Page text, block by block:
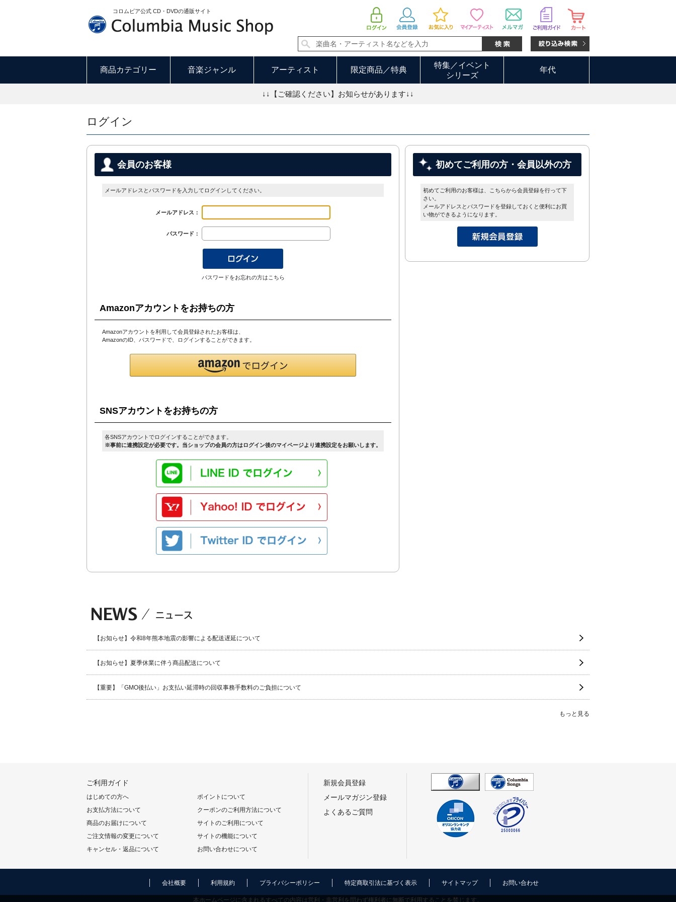
コロムビア公式 CD・DVDの通販サイト
商品カテゴリー 音楽ジャンル アーティスト 限定商品／特典
特集／イベント
シリーズ
年代
↓↓【ご確認ください】お知らせがあります↓↓
ログイン
会員のお客様
メールアドレスとパスワードを入力してログインしてください。
メールアドレス：
パスワード：
パスワードをお忘れの方はこちら
Amazonアカウントをお持ちの方
Amazonアカウントを利用して会員登録されたお客様は、
AmazonのID、パスワードで、ログインすることができます。
SNSアカウントをお持ちの方
各SNSアカウントでログインすることができます。
※事前に連携設定が必要です。当ショップの会員の方はログイン後のマイページより連携設定をお願いします。
初めてご利用の方・会員以外の方
初めてご利用のお客様は、こちらから会員登録を行って下
さい。
メールアドレスとパスワードを登録しておくと便利にお買
い物ができるようになります。
【お知らせ】令和8年熊本地震の影響による配送遅延について
【お知らせ】夏季休業に伴う商品配送について
【重要】「GMO後払い」お支払い延滞時の回収事務手数料のご負担について
もっと見る
ご利用ガイド
はじめての方へ
お支払方法について
商品のお届けについて
ご注文情報の変更について
キャンセル・返品について
ポイントについて
クーポンのご利用方法について
サイトのご利用について
サイトの機能について
お問い合わせについて
新規会員登録
メールマガジン登録
よくあるご質問
会社概要 利用規約 プライバシーポリシー 特定商取引法に基づく表示 サイトマップ お問い合わせ
本ホームページに含まれるすべての内容は営利・非営利を問わず権利者に無断で利用することを禁じます。